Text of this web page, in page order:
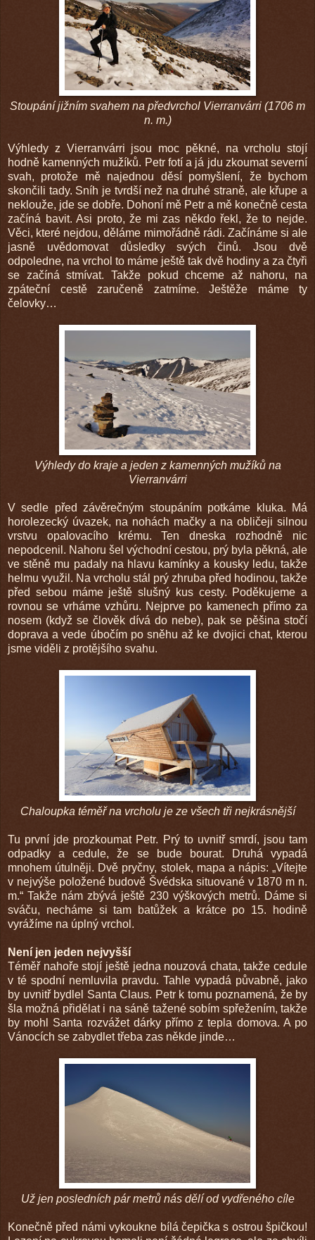
Stoupání jižním svahem na předvrchol Vierranvárri (1706 m
n. m.)
Výhledy z Vierranvárri jsou moc pěkné, na vrcholu stojí
hodně kamenných mužíků. Petr fotí a já jdu zkoumat severní
svah, protože mě najednou děsí pomyšlení, že bychom
skončili tady. Sníh je tvrdší než na druhé straně, ale křupe a
neklouže, jde se dobře. Dohoní mě Petr a mě konečně cesta
začíná bavit. Asi proto, že mi zas někdo řekl, že to nejde.
Věci, které nejdou, děláme mimořádně rádi. Začínáme si ale
jasně uvědomovat důsledky svých činů. Jsou dvě
odpoledne, na vrchol to máme ještě tak dvě hodiny a za čtyři
se začíná stmívat. Takže pokud chceme až nahoru, na
zpáteční cestě zaručeně zatmíme. Ještěže máme ty
čelovky…
Výhledy do kraje a jeden z kamenných mužíků na
Vierranvárri
V sedle před závěrečným stoupáním potkáme kluka. Má
horolezecký úvazek, na nohách mačky a na obličeji silnou
vrstvu opalovacího krému. Ten dneska rozhodně nic
nepodcenil. Nahoru šel východní cestou, prý byla pěkná, ale
ve stěně mu padaly na hlavu kamínky a kousky ledu, takže
helmu využil. Na vrcholu stál prý zhruba před hodinou, takže
před sebou máme ještě slušný kus cesty. Poděkujeme a
rovnou se vrháme vzhůru. Nejprve po kamenech přímo za
nosem (když se člověk dívá do nebe), pak se pěšina stočí
doprava a vede úbočím po sněhu až ke dvojici chat, kterou
jsme viděli z protějšího svahu.
Chaloupka téměř na vrcholu je ze všech tři nejkrásnější
Tu první jde prozkoumat Petr. Prý to uvnitř smrdí, jsou tam
odpadky a cedule, že se bude bourat. Druhá vypadá
mnohem útulněji. Dvě pryčny, stolek, mapa a nápis: „Vítejte
v nejvýše položené budově Švédska situované v 1870 m n.
m.“ Takže nám zbývá ještě 230 výškových metrů. Dáme si
sváču, necháme si tam batůžek a krátce po 15. hodině
vyrážíme na úplný vrchol.
Není jen jeden nejvyšší
Téměř nahoře stojí ještě jedna nouzová chata, takže cedule
v té spodní nemluvila pravdu. Tahle vypadá půvabně, jako
by uvnitř bydlel Santa Claus. Petr k tomu poznamená, že by
šla možná přidělat i na sáně tažené sobím spřežením, takže
by mohl Santa rozvážet dárky přímo z tepla domova. A po
Vánocích se zabydlet třeba zas někde jinde…
Už jen posledních pár metrů nás dělí od vydřeného cíle
Konečně před námi vykoukne bílá čepička s ostrou špičkou!